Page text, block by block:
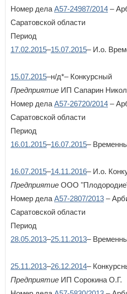
Номер дела А57-24987/2014 –
Саратовской области
Период
17.02.2015–15.07.2015– И.о.
15.07.2015–н/д*– Конкурсный
Предприятие ИП Сапарин
Номер дела А57-26720/2014 –
Саратовской области
Период
16.01.2015–16.07.2015–
16.07.2015–14.11.2016– И.о.
Предприятие ООО
Номер дела А57-2807/2013 –
Саратовской области
Период
28.05.2013–25.11.2013–
25.11.2013–26.12.2014–
Предприятие ИП Сорокина О.Г.